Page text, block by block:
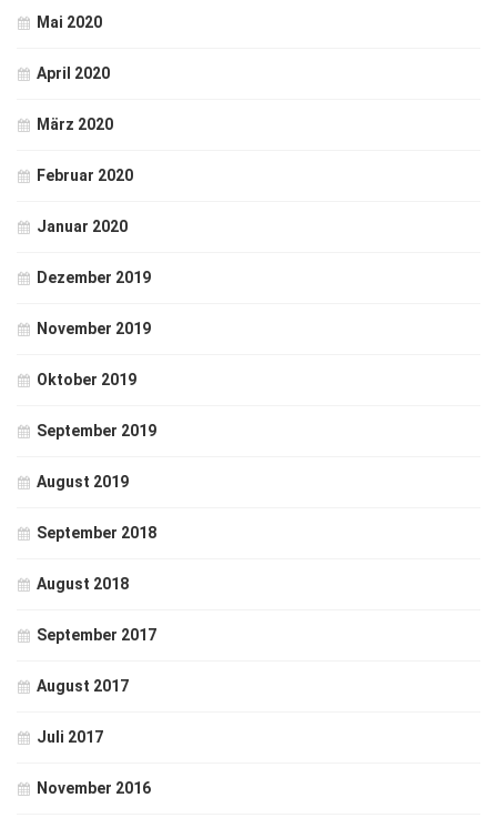
Mai 2020
April 2020
März 2020
Februar 2020
Januar 2020
Dezember 2019
November 2019
Oktober 2019
September 2019
August 2019
September 2018
August 2018
September 2017
August 2017
Juli 2017
November 2016